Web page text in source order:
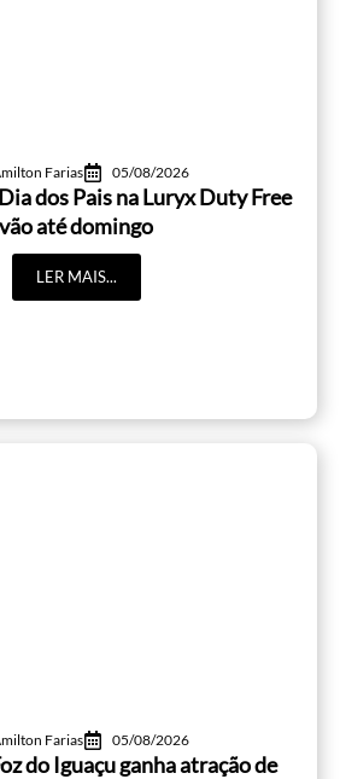
Farias 05/08/2026
dos Pais na Luryx Duty Free
vão até domingo
LER MAIS...
Farias 05/08/2026
do Iguaçu ganha atração de